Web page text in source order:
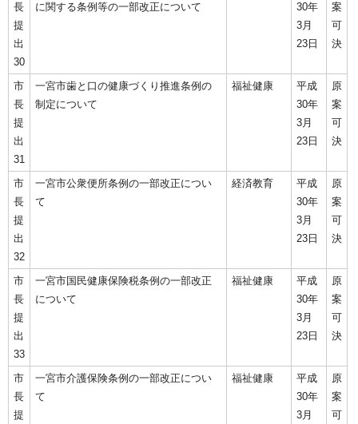
長
提
出
30
に関する条例等の一部改正について
30年
3月
23日
案
可
決
市
長
提
出
31
一宮市歯と口の健康づくり推進条例の
制定について
福祉健康
平成
30年
3月
23日
原
案
可
決
市
長
提
出
32
一宮市公衆便所条例の一部改正につい
て
経済教育
平成
30年
3月
23日
原
案
可
決
市
長
提
出
33
一宮市国民健康保険税条例の一部改正
について
福祉健康
平成
30年
3月
23日
原
案
可
決
市
長
提
一宮市介護保険条例の一部改正につい
て
福祉健康
平成
30年
3月
原
案
可